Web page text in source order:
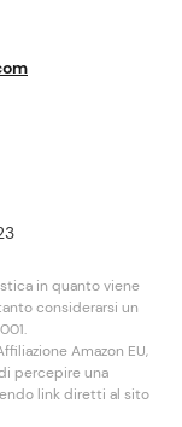
in quanto viene
considerarsi un
Amazon EU,
percepire una
link diretti al sito